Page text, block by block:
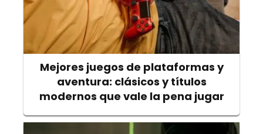
Mejores juegos de plataformas y
aventura: clásicos y títulos
modernos que vale la pena jugar